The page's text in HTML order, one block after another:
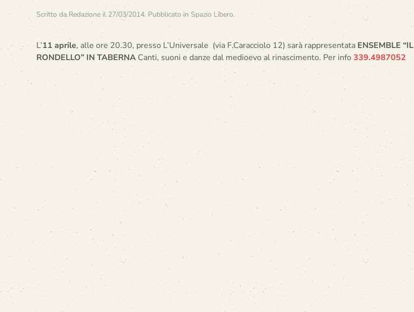
Scritto daRedazione il 27/03/2014. Pubblicato in Spazio Libero.
L’11 aprile, alle ore 20.30, presso L’Universale (via F.Caracciolo 12) sarà rappresentata ENSEMBLE “IL
RONDELLO” IN TABERNA Canti, suoni e danze dal medioevo al rinascimento. Per info 339.4987052